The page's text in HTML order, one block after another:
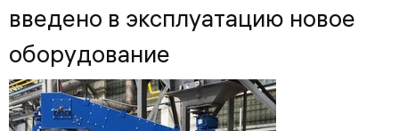
введено в эксплуатацию новое
оборудование